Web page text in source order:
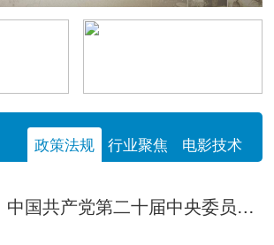
政策法规 行业聚焦 电影技术
中国共产党第二十届中央委员会第四次全体会议公报